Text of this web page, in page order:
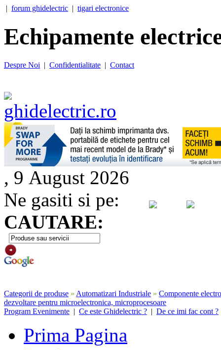
| forum ghidelectric | tigari electronice
Echipamente
Despre Noi | Confidentialitate | Contact
, 9 August 2026
Ne gasiti si pe:
CAUTARE:
Categorii de produse » Automatizari Industriale » Componente
dezvoltare pentru microelectronica, microprocesoare
Program Evenimente | Ce este Ghidelectric ? | De ce imi fac cont ?
Prima Pagina